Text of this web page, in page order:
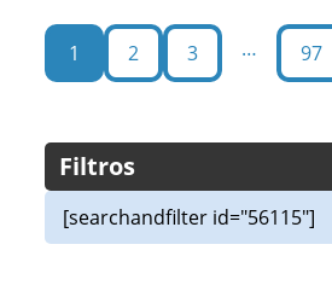
1 2 3 … 97
Filtros
[searchandfilter id="56115"]